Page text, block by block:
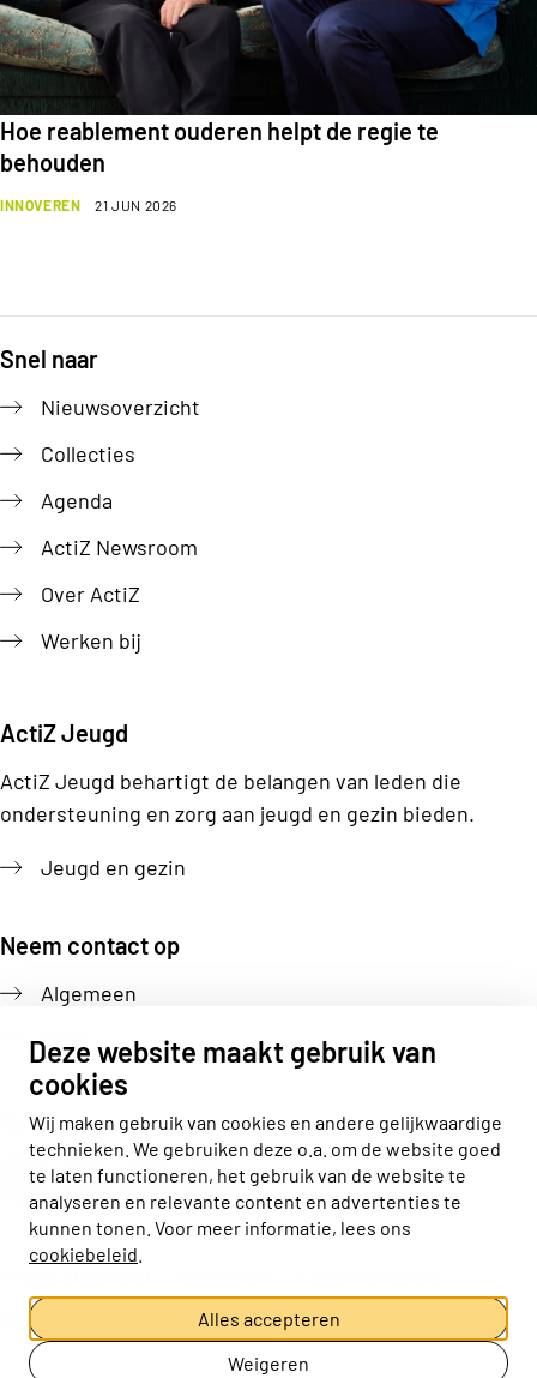
Deze website maakt gebruik van
cookies
Wij maken gebruik van cookies en andere gelijkwaardige
technieken. We gebruiken deze o.a. om de website goed
te laten functioneren, het gebruik van de website te
analyseren en relevante content en advertenties te
kunnen tonen. Voor meer informatie, lees ons
cookiebeleid
Alles accepteren
Weigeren
INNOVEREN 21 JUN 2026
Hoe reablement ouderen helpt de regie te
behouden
Snel naar
Nieuwsoverzicht
Collecties
Agenda
ActiZ Newsroom
Over ActiZ
Werken bij
ActiZ Jeugd
ActiZ Jeugd behartigt de belangen van leden die
ondersteuning en zorg aan jeugd en gezin bieden.
Jeugd en gezin
Neem contact op
Algemeen
Pers
Volg ons
Actiz linkedin
Actiz instagram
Actiz youtube
Actiz facebook
Cookie-instellingen aanpassen